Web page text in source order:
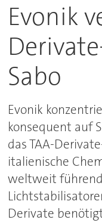
Evonik
Sabo
Evonik
konsequent auf
das TAA-
italienische
weltweit
Derivate